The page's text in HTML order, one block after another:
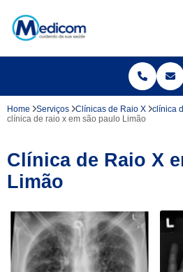
Home Serviços Clínicas de Raio X
clínica
clínica de raio x em são paulo Limão
Clínica de Raio X
Limão